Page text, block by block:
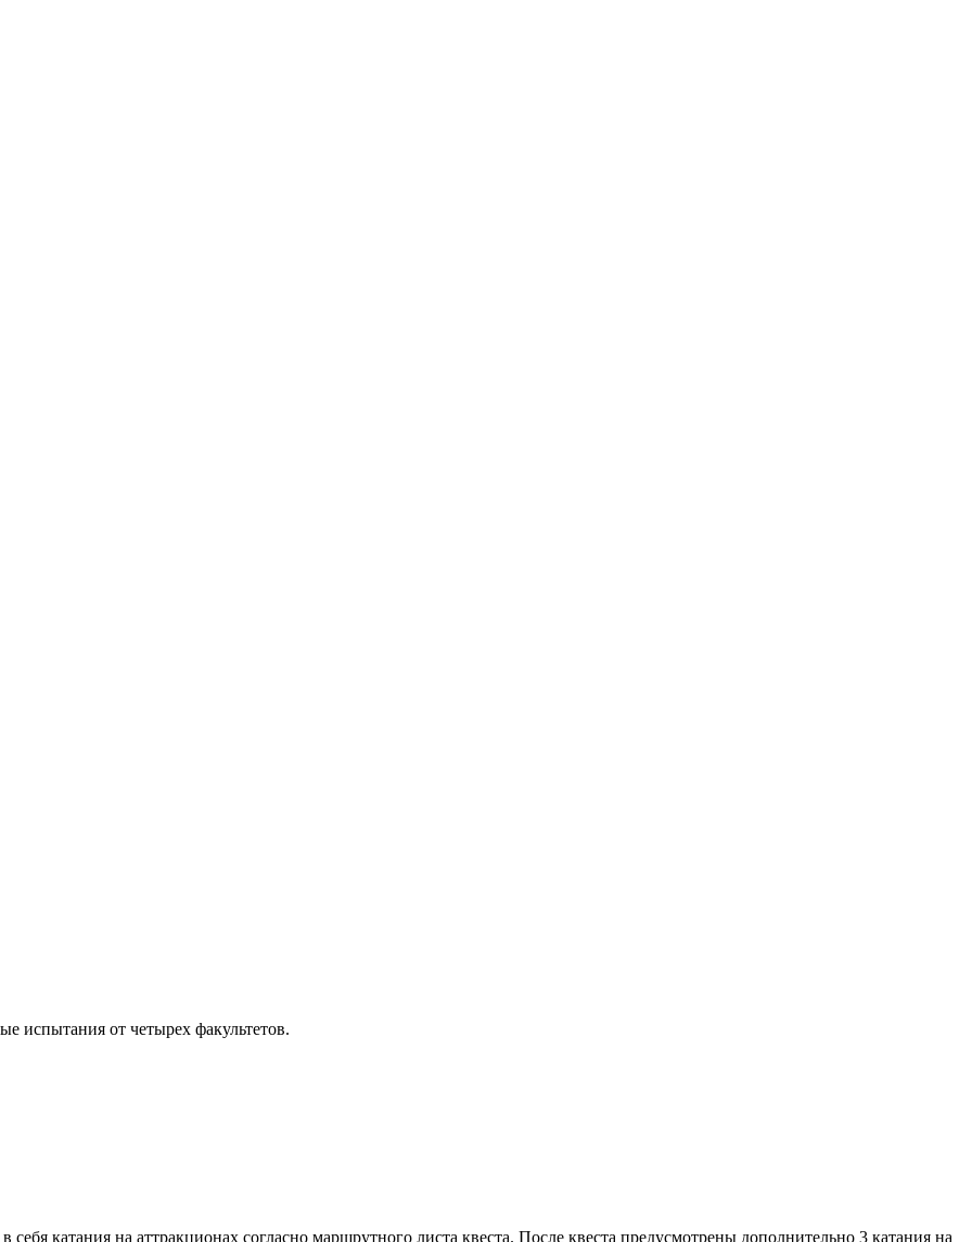
испытания от четырех факультетов.
катания на аттракционах согласно маршрутного листа квеста. После квеста предусмотрены дополнительно 3 катания на